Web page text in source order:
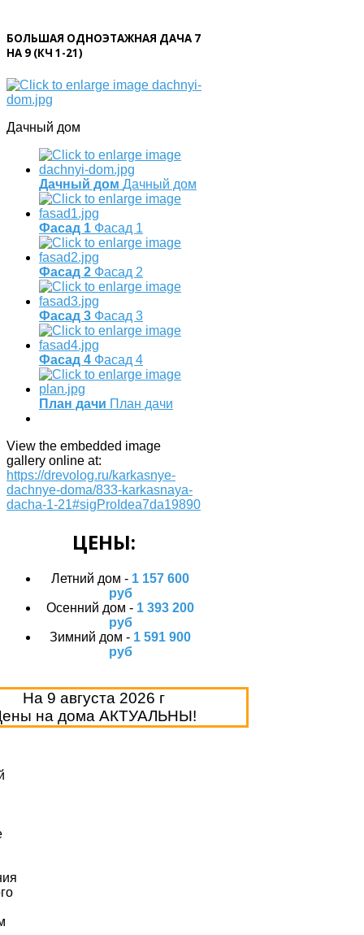
БОЛЬШАЯ ОДНОЭТАЖНАЯ ДАЧА 7
НА 9 (КЧ 1-21)
Дачный дом
Дачный дом Дачный дом
Фасад 1 Фасад 1
Фасад 2 Фасад 2
Фасад 3 Фасад 3
Фасад 4 Фасад 4
План дачи План дачи
View the embedded image
gallery online at:
https://drevolog.ru/karkasnye-
dachnye-doma/833-karkasnaya-
dacha-1-21#sigProIdea7da19890
ЦЕНЫ:
Летний дом - 1 157 600
руб
Осенний дом - 1 393 200
руб
Зимний дом - 1 591 900
руб
На 9 августа 2026 г
на дома АКТУАЛЬНЫ!